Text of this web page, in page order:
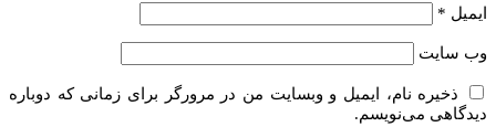
ایمیل *
وب‌ سایت
ذخیره نام، ایمیل و وبسایت من در مرورگر برای زمانی که دوباره
دیدگاهی می‌نویسم.